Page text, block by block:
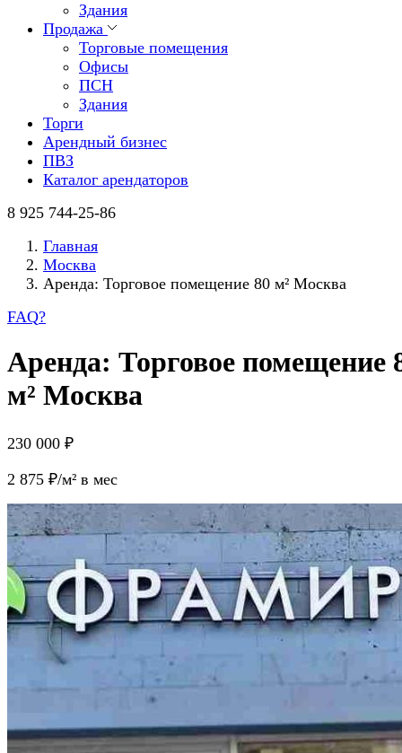
Здания
Продажа
Торговые помещения
Офисы
ПСН
Здания
Торги
Арендный бизнес
ПВЗ
Каталог арендаторов
8 925 744-25-86
Главная
Москва
Аренда: Торговое помещение 80 м² Москва
FAQ?
Аренда: Торговое помещение
м² Москва
230 000 ₽
2 875 ₽/м² в мес